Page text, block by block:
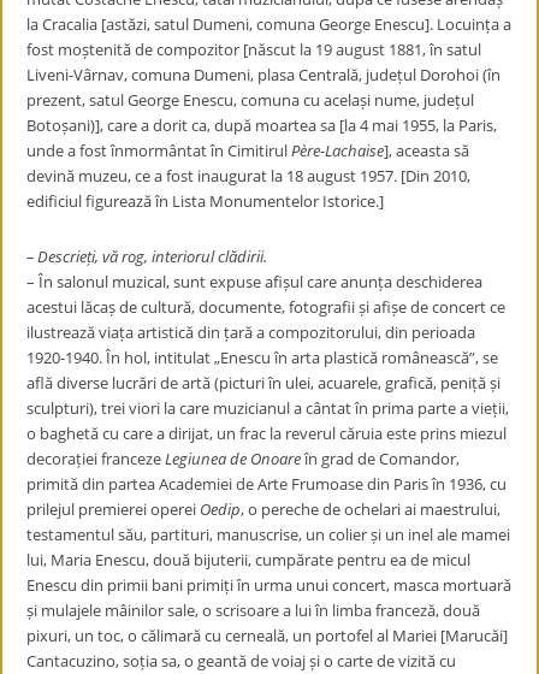
la Cracalia [astăzi, satul Dumeni, comuna George Enescu]. Locuința a
fost moștenită de compozitor [născut la 19 august 1881, în satul
Liveni-Vârnav, comuna Dumeni, plasa Centrală, județul Dorohoi (în
prezent, satul George Enescu, comuna cu același nume, județul
Botoșani)], care a dorit ca, după moartea sa [la 4 mai 1955, la Paris,
unde a fost înmormântat în CimitirulPère-Lachaise], aceasta să
devină muzeu, ce a fost inaugurat la 18 august 1957. [Din 2010,
edificiul figurează în Lista Monumentelor Istorice.]
– Descrieți, vă rog, interiorul clădirii.
– În salonul muzical, sunt expuse afișul care anunța deschiderea
acestui lăcaș de cultură, documente, fotografii și afișe de concert ce
ilustrează viața artistică din țară a compozitorului, din perioada
1920-1940. În hol, intitulat „Enescu în arta plastică românească”, se
află diverse lucrări de artă (picturi în ulei, acuarele, grafică, peniță și
sculpturi), trei viori la care muzicianul a cântat în prima parte a vieții,
o baghetă cu care a dirijat, un frac la reverul căruia este prins miezul
decorației francezeLegiunea de Onoareîn grad de Comandor,
primită din partea Academiei de Arte Frumoase din Paris în 1936, cu
prilejul premierei operei Oedip, o pereche de ochelari ai maestrului,
testamentul său, partituri, manuscrise, un colier și un inel ale mamei
lui, Maria Enescu, două bijuterii, cumpărate pentru ea de micul
Enescu din primii bani primiți în urma unui concert, masca mortuară
și mulajele mâinilor sale, o scrisoare a lui în limba franceză, două
pixuri, un toc, o călimară cu cerneală, un portofel al Mariei [Marucăi]
Cantacuzino, soția sa, o geantă de voiaj și o carte de vizită cu